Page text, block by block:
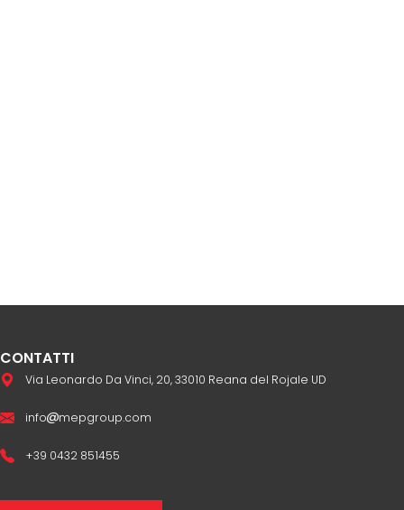
CONTATTI
Via Leonardo Da Vinci, 20, 33010 Reana del Rojale UD
info mepgroup.com
+39 0432 851455